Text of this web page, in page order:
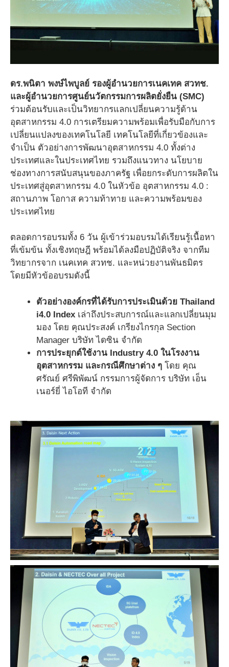
ดร.พนิตา พงษ์ไพบูลย์ รองผู้อำนวยการเนคเทค สวทช.
และผู้อำนวยการศูนย์นวัตกรรมการผลิตยั่งยืน (SMC)
ร่วมต้อนรับและเป็นวิทยากรแลกเปลี่ยนความรู้ด้าน
อุตสาหกรรม 4.0 การเตรียมความพร้อมเพื่อรับมือกับการ
เปลี่ยนแปลงของเทคโนโลยี เทคโนโลยีที่เกี่ยวข้องและ
จำเป็น ตัวอย่างการพัฒนาอุตสาหกรรม 4.0 ทั้งต่าง
ประเทศและในประเทศไทย รวมถึงแนวทาง นโยบาย
ช่องทางการสนับสนุนของภาครัฐ เพื่อยกระดับการผลิตใน
ประเทศสู่อุตสาหกรรม 4.0 ในหัวข้อ อุตสาหกรรม 4.0 :
สถานภาพ โอกาส ความท้าทาย และความพร้อมของ
ประเทศไทย
ตลอดการอบรมทั้ง 6 วัน ผู้เข้าร่วมอบรมได้เรียนรู้เนื้อหา
ที่เข้มข้น ทั้งเชิงทฤษฎี พร้อมได้ลงมือปฏิบัติจริง จากทีม
วิทยากรจาก เนคเทค สวทช. และหน่วยงานพันธมิตร
โดยมีหัวข้ออบรมดังนี้
ตัวอย่างองค์กรที่ได้รับการประเมินด้วย Thailand
i4.0 Index เล่าถึงประสบการณ์และแลกเปลี่ยนมุม
มอง โดย คุณประสงค์ เกรียงไกรกุล Section
Manager บริษัท ไดซิน จำกัด
การประยุกต์ใช้งาน Industry 4.0 ในโรงงาน
อุตสาหกรรม และกรณีศึกษาต่าง ๆ โดย คุณ
ศรัณย์ ศรีพิพัฒน์ กรรมการผู้จัดการ บริษัท เอ็น
เนอร์ยี่ ไอโอที จำกัด